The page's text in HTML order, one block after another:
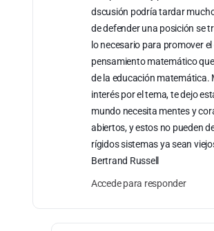
dscusión podría tardar
de defender una posición se
lo necesario para promover
pensamiento matemático
de la educación matemática.
interés por el tema, te dejo
mundo necesita mentes y
abiertos, y estos no pueden
rígidos sistemas ya sean
Bertrand Russell
Accede para responder